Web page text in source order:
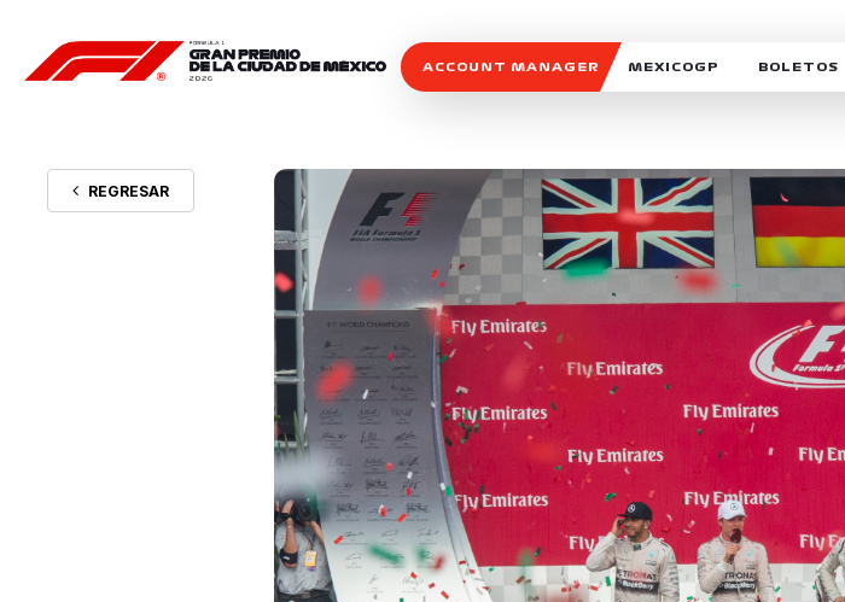
ACCOUNT MANAGER MEXICOGP
SOSTENIBILIDAD
CELEBRA CON NOSOTROS
BOLETOS
REGRESAR